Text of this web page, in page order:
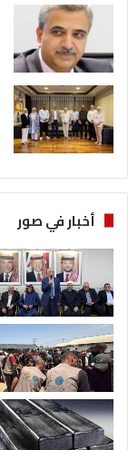
أخبار في صور